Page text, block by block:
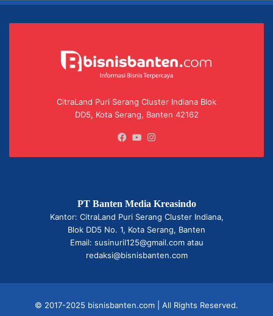
CitraLand Puri Serang Cluster Indiana Blok
DD5, Kota Serang, Banten 42162
Facebook
YouTube
PT Banten Media Kreasindo
Kantor: CitraLand Puri Serang Cluster Indiana,
Blok DD5 No. 1, Kota Serang, Banten
Email: susinuril125@gmail.com atau
redaksi@bisnisbanten.com
© 2017-2025 bisnisbanten.com | All Rights Reserved.